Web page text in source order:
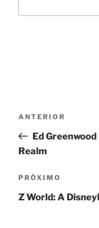
Post
Post
anterior
ANTERIOR
Ed
Realm
Próximo
post
PRÓXIMO
Z World: A